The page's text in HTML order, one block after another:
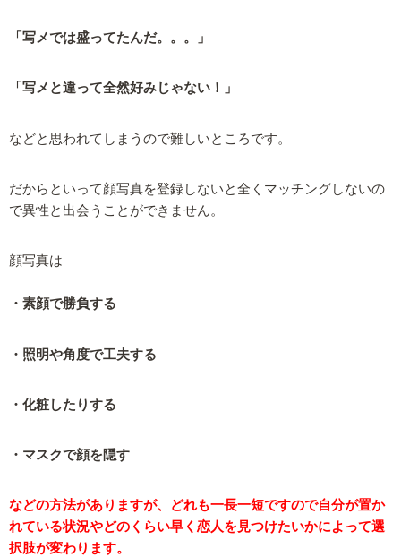
「写メでは盛ってたんだ。。。」
「写メと違って全然好みじゃない！」
などと思われてしまうので難しいところです。
だからといって顔写真を登録しないと全くマッチングしないの
で異性と出会うことができません。
顔写真は
・素顔で勝負する
・照明や角度で工夫する
・化粧したりする
・マスクで顔を隠す
などの方法がありますが、どれも一長一短ですので自分が置か
れている状況やどのくらい早く恋人を見つけたいかによって選
択肢が変わります。